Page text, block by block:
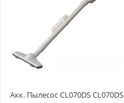
Акк. Пылесос CL070DS CL070DS